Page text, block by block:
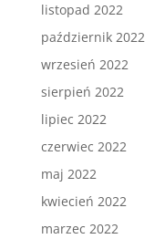
listopad 2022
październik 2022
wrzesień 2022
sierpień 2022
lipiec 2022
czerwiec 2022
maj 2022
kwiecień 2022
marzec 2022